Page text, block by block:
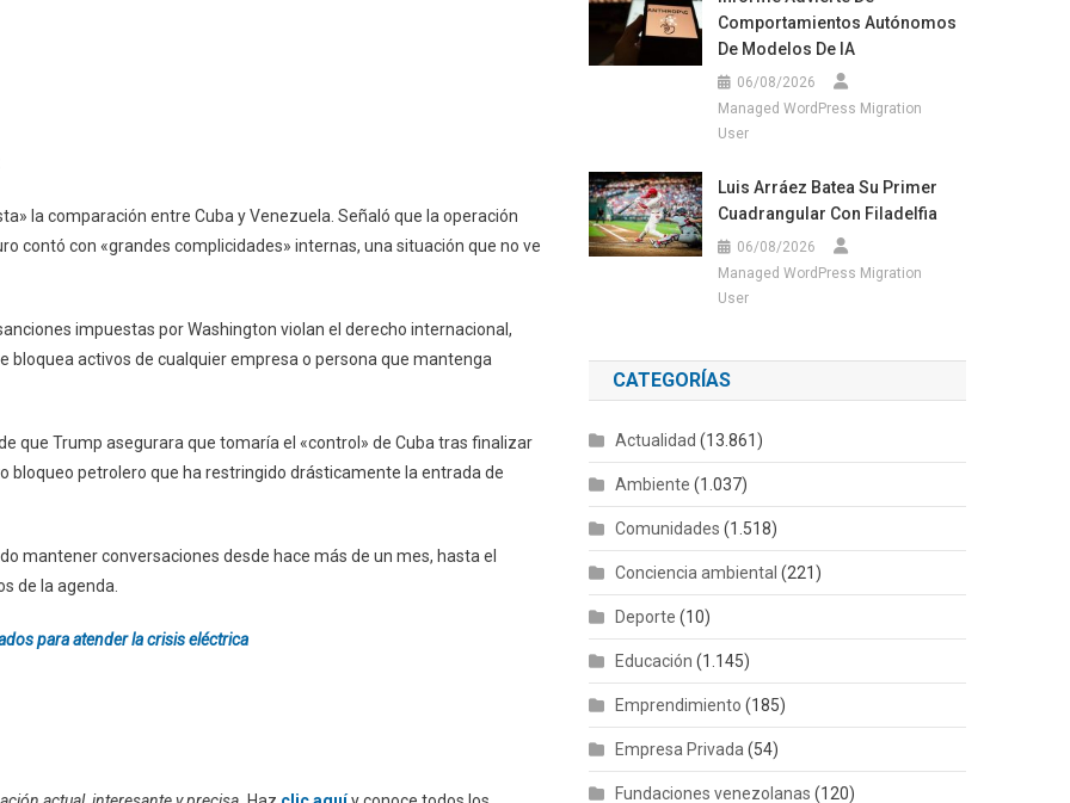
la comparación entre Cuba y Venezuela. Señaló que la operación
contó con «grandes complicidades» internas, una situación que no ve
impuestas por Washington violan el derecho internacional,
activos de cualquier empresa o persona que mantenga
que Trump asegurara que tomaría el «control» de Cuba tras finalizar
bloqueo petrolero que ha restringido drásticamente la entrada de
mantener conversaciones desde hace más de un mes, hasta el
de la agenda.
para atender la crisis eléctrica
Comportamientos Autónomos
De Modelos De IA
06/08/2026
Managed WordPress Migration
User
Luis Arráez Batea Su Primer
Cuadrangular Con Filadelfia
06/08/2026
Managed WordPress Migration
User
CATEGORÍAS
Actualidad (13.861)
Ambiente (1.037)
Comunidades (1.518)
Conciencia ambiental (221)
Deporte (10)
Educación (1.145)
Emprendimiento (185)
Empresa Privada (54)
Fundaciones venezolanas (120)